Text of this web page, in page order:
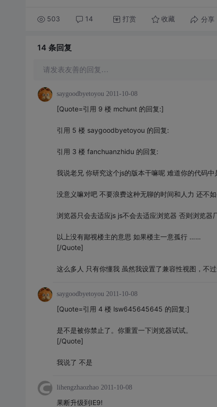
503 14 打赏 收藏 分享
14 条回复
请发表友善的回复…
saygoodbyetoyou 2011-10-08
[Quote=引用 9 楼 mchunt 的回复:]
引用 5 楼 saygoodbyetoyou 的回复:
引用 3 楼 fanchuanzhidu 的回复:
我说老兄 你研究这个js的版本干嘛呢 难道你的代码中
没意义嘛对吧 不要浪费这种无聊的时间和人力 还不
浏览器只会去适应js js不会去适应浏览器 否则浏览器
以上没有鄙视楼主的意思 如果楼主一意孤行 ……
[/Quote]
这么多人 只有你懂我 虽然我设置了兼容性视图，不
saygoodbyetoyou 2011-10-08
[Quote=引用 4 楼 lsw645645645 的回复:]
是不是被你禁止了。你重置一下浏览器试试。
[/Quote]
我说了 不是
lihengzhaozhao 2011-10-08
果断升级到IE9!